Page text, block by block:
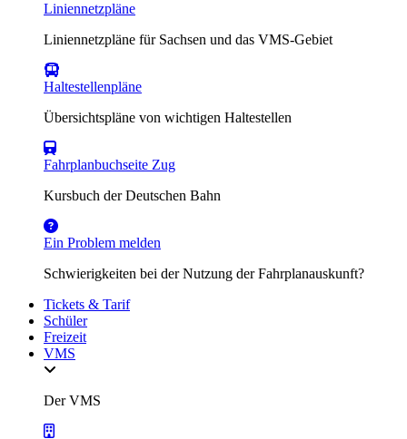
Liniennetzpläne
Liniennetzpläne für Sachsen und das VMS-Gebiet
Haltestellenpläne
Übersichtspläne von wichtigen Haltestellen
Fahrplanbuchseite Zug
Kursbuch der Deutschen Bahn
Ein Problem melden
Schwierigkeiten bei der Nutzung der Fahrplanauskunft?
Tickets & Tarif
Schüler
Freizeit
VMS
Der VMS